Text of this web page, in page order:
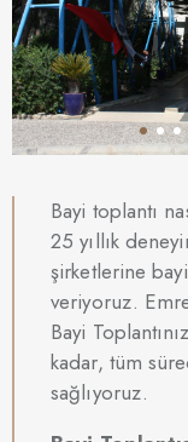
Bayi toplantı
25 yıllık
şirketlerine
veriyoruz.
Bayi
kadar, tüm
sağlıyoruz.